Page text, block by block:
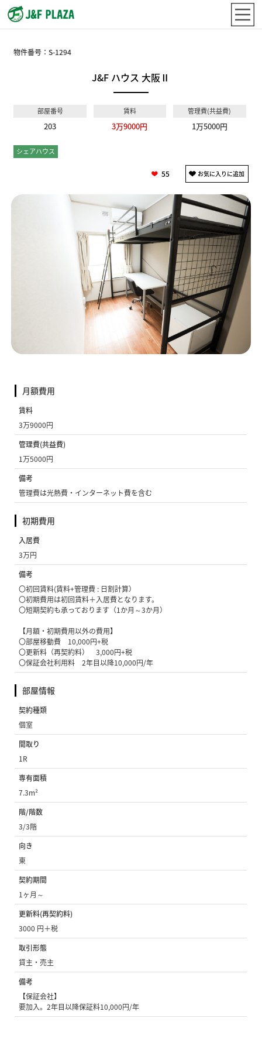
物件番号：S-1294
J&F ハウス 大阪Ⅱ
部屋番号
203
賃料
3万9000円
管理費(共益費)
1万5000円
シェアハウス
55
月額費用
賃料
3万9000円
管理費(共益費)
1万5000円
備考
管理費は光熱費・インターネット費を含む
初期費用
入居費
3万円
備考
〇初回賃料(賃料+管理費 : 日割計算）
〇初期費用は初回賃料＋入居費となります。
〇短期契約も承っております（1か月～3か月）
【月額・初期費用以外の費用】
〇部屋移動費 10,000円+税
〇更新料（再契約料） 3,000円+税
〇保証会社利用料 2年目以降10,000円/年
部屋情報
契約種類
個室
間取り
1R
専有面積
7.3m²
階/階数
3/3階
向き
東
契約期間
1ヶ月～
更新料(再契約料)
3000 円＋税
取引形態
貸主・売主
備考
【保証会社】
要加入。2年目以降保証料10,000円/年